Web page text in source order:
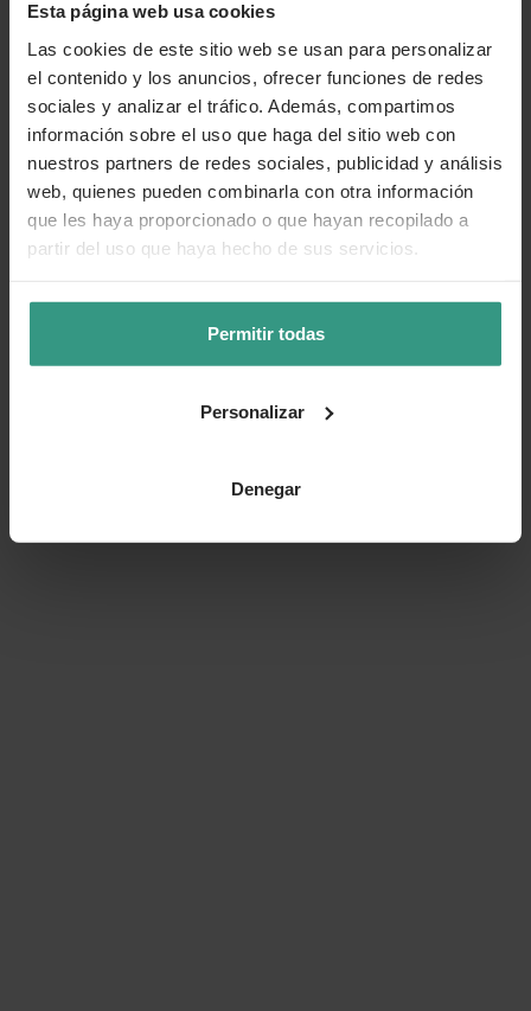
Esta página web usa cookies
Las cookies de este sitio web se usan para personalizar
el contenido y los anuncios, ofrecer funciones de redes
sociales y analizar el tráfico. Además, compartimos
información sobre el uso que haga del sitio web con
nuestros partners de redes sociales, publicidad y análisis
web, quienes pueden combinarla con otra información
que les haya proporcionado o que hayan recopilado a
partir del uso que haya hecho de sus servicios.
Permitir todas
Personalizar
Denegar
Categorías
Número de artículo:11075108
¿Te ha resultado útil la información de este producto?
👍 Sí 😐 Más o menos 👎 No